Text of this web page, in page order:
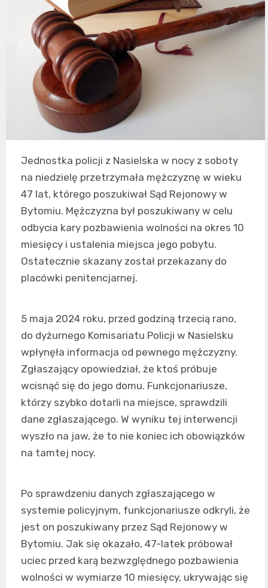
Jednostka policji z Nasielska w nocy z soboty
na niedzielę przetrzymała mężczyznę w wieku
47 lat, którego poszukiwał Sąd Rejonowy w
Bytomiu. Mężczyzna był poszukiwany w celu
odbycia kary pozbawienia wolności na okres 10
miesięcy i ustalenia miejsca jego pobytu.
Ostatecznie skazany został przekazany do
placówki penitencjarnej.
5 maja 2024 roku, przed godziną trzecią rano,
do dyżurnego Komisariatu Policji w Nasielsku
wpłynęła informacja od pewnego mężczyzny.
Zgłaszający opowiedział, że ktoś próbuje
wcisnąć się do jego domu. Funkcjonariusze,
którzy szybko dotarli na miejsce, sprawdzili
dane zgłaszającego. W wyniku tej interwencji
wyszło na jaw, że to nie koniec ich obowiązków
na tamtej nocy.
Po sprawdzeniu danych zgłaszającego w
systemie policyjnym, funkcjonariusze odkryli, że
jest on poszukiwany przez Sąd Rejonowy w
Bytomiu. Jak się okazało, 47-latek próbował
uciec przed karą bezwzględnego pozbawienia
wolności w wymiarze 10 miesięcy, ukrywając się